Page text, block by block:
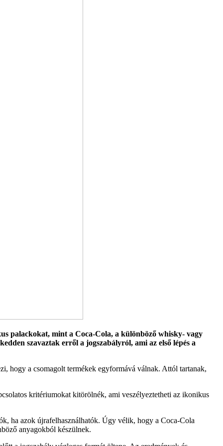
palackokat, mint a Coca-Cola, a különböző whisky- vagy
szavaztak erről a jogszabályról, ami az első lépés a
hogy a csomagolt termékek egyformává válnak. Attól tartanak,
kritériumokat kitörölnék, ami veszélyeztetheti az ikonikus
ha azok újrafelhasználhatók. Úgy vélik, hogy a Coca-Cola
anyagokból készülnek.